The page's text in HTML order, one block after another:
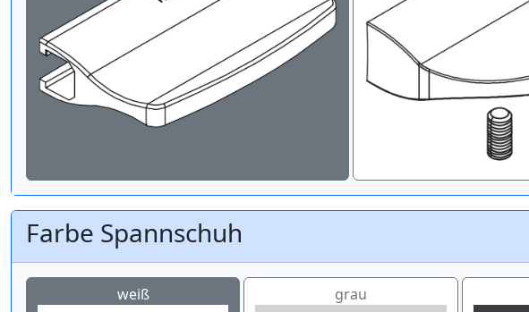
Farbe Spannschuh
weiß grau